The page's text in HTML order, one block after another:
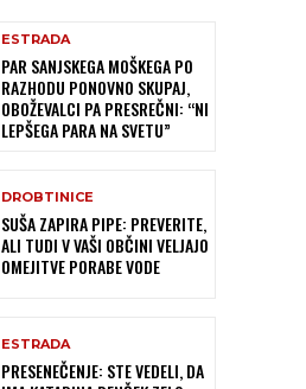
ESTRADA
PAR SANJSKEGA MOŠKEGA PO
RAZHODU PONOVNO SKUPAJ,
OBOŽEVALCI PA PRESREČNI: “NI
LEPŠEGA PARA NA SVETU”
DROBTINICE
SUŠA ZAPIRA PIPE: PREVERITE,
ALI TUDI V VAŠI OBČINI VELJAJO
OMEJITVE PORABE VODE
ESTRADA
PRESENEČENJE: STE VEDELI, DA